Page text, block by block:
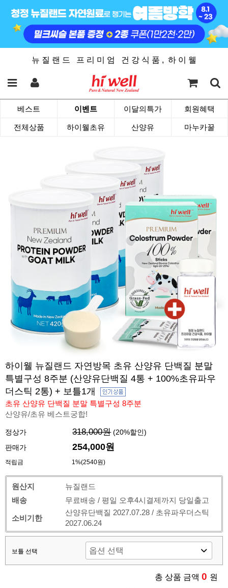
뉴 질 랜 드 프 리 미 엄 건 강 식 품 , 하 이 웰
베스트 이벤트 이달의특가 회원혜택
전체상품 하이웰초유 산양유 마누카꿀
하이웰 뉴질랜드 자연방목 초유 산양유 단백질 분말
특별구성 8주분 (산양유단백질 4통 + 100%초유파우
더스틱 2통) + 보틀1개
초유 산양유 단백질 분말 특별구성 8주분
산양유/초유 베스트궁합!
정상가 318,000원 (20%할인)
판매가
254,000원
적립금 1%(2540원)
원산지
뉴질랜드
배송
무료배송 / 평일 오후4시결제까지 당일출고
소비기한
산양유단백질 2027.07.28 / 초유파우더스틱
2027.06.24
보틀 선택
총 상품 금액 0 원